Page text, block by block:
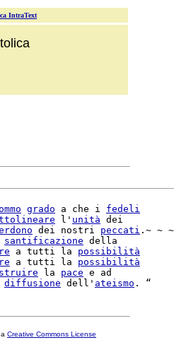
IntraText
grado a che i fedeli
l' unità dei
dei nostri peccati .~ ~ ~
santificazione della
a tutti la possibilità
a tutti la possibilità
la pace e ad
diffusione dell' ateismo
Creative Commons License